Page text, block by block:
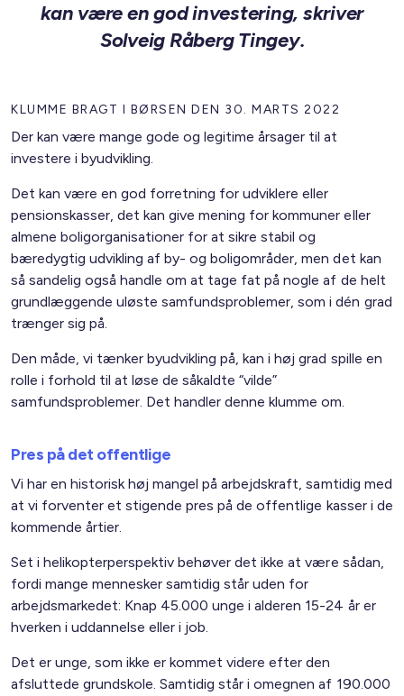
kan være en god investering, skriver
Solveig Råberg Tingey.
KLUMME BRAGT I BØRSEN DEN 30. MARTS 2022
Der kan være mange gode og legitime årsager til at
investere i byudvikling.
Det kan være en god forretning for udviklere eller
pensionskasser, det kan give mening for kommuner eller
almene boligorganisationer for at sikre stabil og
bæredygtig udvikling af by- og boligområder, men det kan
så sandelig også handle om at tage fat på nogle af de helt
grundlæggende uløste samfundsproblemer, som i dén grad
trænger sig på.
Den måde, vi tænker byudvikling på, kan i høj grad spille en
rolle i forhold til at løse de såkaldte “vilde”
samfundsproblemer. Det handler denne klumme om.
Pres på det offentlige
Vi har en historisk høj mangel på arbejdskraft, samtidig med
at vi forventer et stigende pres på de offentlige kasser i de
kommende årtier.
Set i helikopterperspektiv behøver det ikke at være sådan,
fordi mange mennesker samtidig står uden for
arbejdsmarkedet: Knap 45.000 unge i alderen 15-24 år er
hverken i uddannelse eller i job.
Det er unge, som ikke er kommet videre efter den
afsluttede grundskole. Samtidig står i omegnen af 190.000